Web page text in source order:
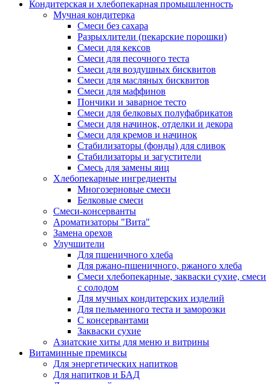
Кондитерская и хлебопекарная промышленность
Мучная кондитерка
Смеси без сахара
Разрыхлители (пекарские порошки)
Смеси для кексов
Смеси для песочного теста
Смеси для воздушных бисквитов
Смеси для масляных бисквитов
Смеси для маффинов
Пончики и заварное тесто
Cмеси для белковых полуфабрикатов
Смеси для начинок, отделки и декора
Смеси для кремов и начинок
Стабилизаторы (фонды) для сливок
Стабилизаторы и загустители
Смесь для замены яиц
Хлебопекарные ингредиенты
Многозерновые смеси
Белковые смеси
Смеси-консерванты
Ароматизаторы "Вита"
Замена орехов
Улучшители
Для пшеничного хлеба
Для ржано-пшеничного, ржаного хлеба
Смеси хлебопекарные, закваски сухие, смеси
с солодом
Для мучных кондитерских изделий
Для пельменного теста и заморозки
С консервантами
Закваски сухие
Азиатские хиты для меню и витрины
Витаминные премиксы
Для энергетических напитков
Для напитков и БАД